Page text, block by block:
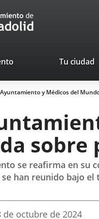
Tu ciudad
Ayuntamiento y Médicos del
sobre
se reafirma en su
han reunido bajo el
de octubre de 2024